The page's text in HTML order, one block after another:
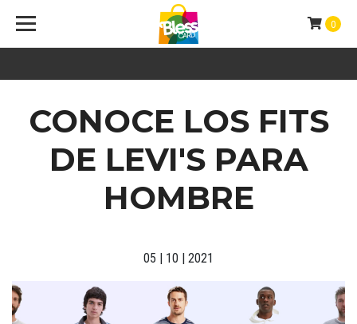
0
CONOCE LOS FITS
DE LEVI'S PARA
HOMBRE
05 | 10 | 2021